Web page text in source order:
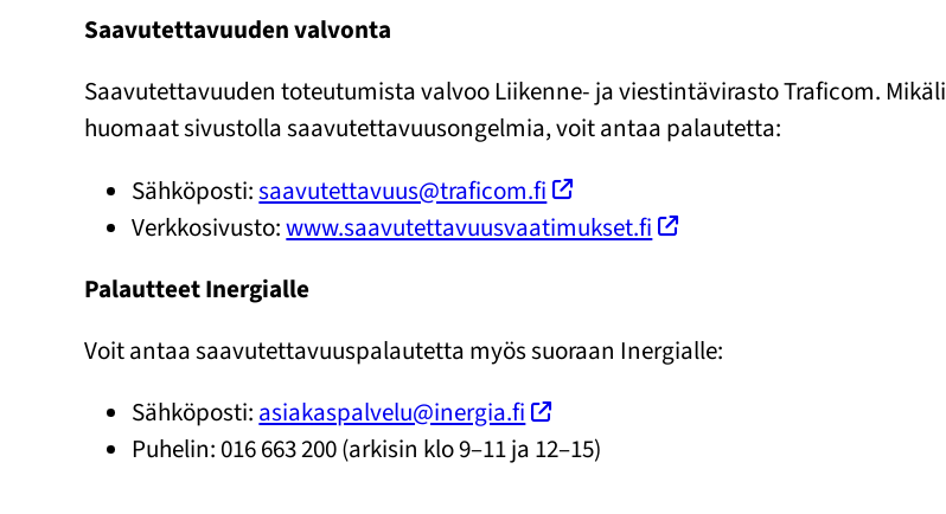
Saavutettavuuden valvonta
Saavutettavuuden toteutumista valvoo Liikenne- ja viestintävirasto Traficom. Mikäli
huomaat sivustolla saavutettavuusongelmia, voit antaa palautetta:
Sähköposti:saavutettavuus@traficom.fi
Verkkosivusto:www.saavutettavuusvaatimukset.fi
Palautteet Inergialle
Voit antaa saavutettavuuspalautetta myös suoraan Inergialle:
Sähköposti: asiakaspalvelu@inergia.fi
Puhelin: 016 663 200 (arkisin klo 9–11 ja 12–15)